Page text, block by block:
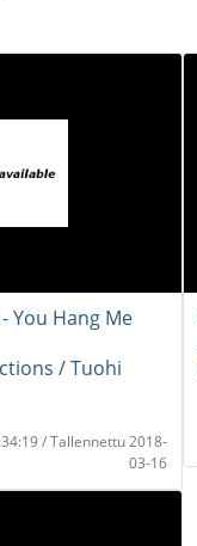
You Hang Me
/ Tuohi
/ Tallennettu 2018-
03-16